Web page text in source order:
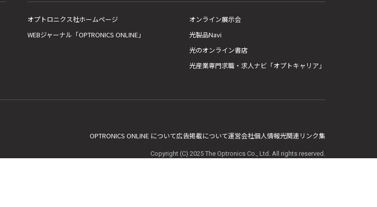
オプトロニクス社ホームページ
WEBジャーナル「OPTRONICS ONLINE」
オンライン展示会
光製品Navi
光のオンライン書店
光産業専門求職・求人ナビ「オプトキャリア」
OPTRONICS ONLINE について広告掲載について運営会社個人情報光関連リンク集
Copyright (C) 2025 The Optronics Co., Ltd. All rights reserved.